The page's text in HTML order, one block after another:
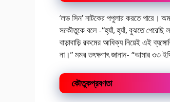
‘লভ সিন’ নাটকের পপুলার করতে পারে।
সকৌতুকে বলে -“হ্যাঁ, হ্যাঁ, বুঝতে পেরেছি
বাড়াবাড়ি রকমের আধিক্য নিয়েই এই
না।” মমর তৎক্ষণাৎ জানান- “আমার ৩৩
কৌতুকপ্রবণতা